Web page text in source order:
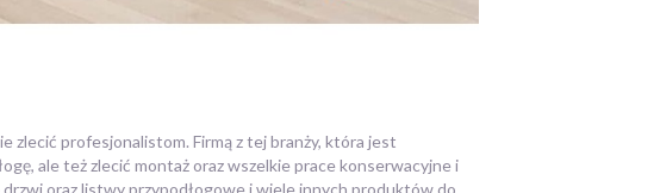
zlecić profesjonalistom. Firmą z tej branży, która jest
ale też zlecić montaż oraz wszelkie prace konserwacyjne i
oraz listwy przypodłogowe i wiele innych produktów do